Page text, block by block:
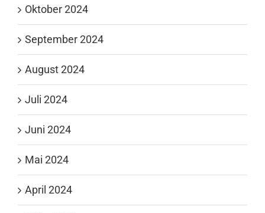
Oktober 2024
September 2024
August 2024
Juli 2024
Juni 2024
Mai 2024
April 2024